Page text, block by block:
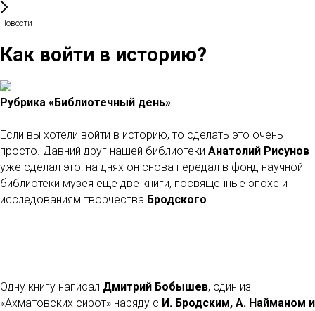
Новости
Как войти в историю?
Рубрика «Библиотечный день»
Если вы хотели войти в историю, то сделать это очень
просто. Давний друг нашей библиотеки Анатолий Рисунов
уже сделал это: на днях он снова передал в фонд научной
библиотеки музея еще две книги, посвященные эпохе и
исследованиям творчества Бродского
Одну книгу написал Дмитрий Бобышев, один из
«Ахматовских сирот» наряду с И. Бродским, А. Найманом и